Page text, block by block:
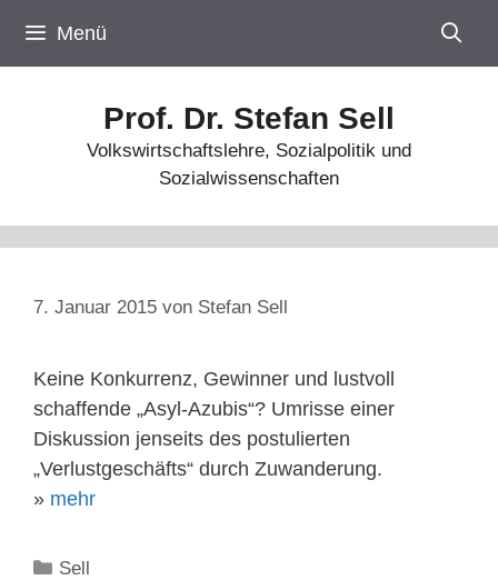
Inhalt
springen
Menü
Prof. Dr. Stefan Sell
Volkswirtschaftslehre, Sozialpolitik und
Sozialwissenschaften
7. Januar 2015 von Stefan Sell
Keine Konkurrenz, Gewinner und lustvoll
schaffende „Asyl-Azubis“? Umrisse einer
Diskussion jenseits des postulierten
„Verlustgeschäfts“ durch Zuwanderung.
» mehr
Kategorien
Sell